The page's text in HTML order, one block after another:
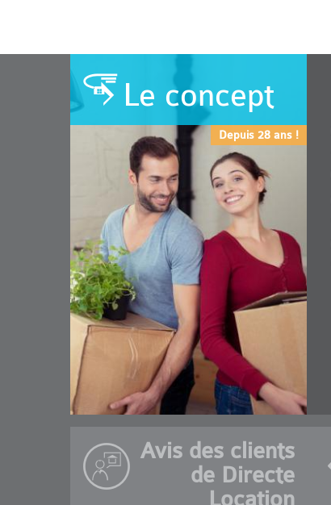
Le concept
Depuis 28 ans !
Avis des clients
de Directe
Location